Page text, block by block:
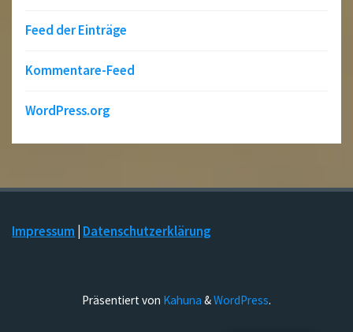
Feed der Einträge
Kommentare-Feed
WordPress.org
Impressum | Datenschutzerklärung
Präsentiert von Kahuna &WordPress.